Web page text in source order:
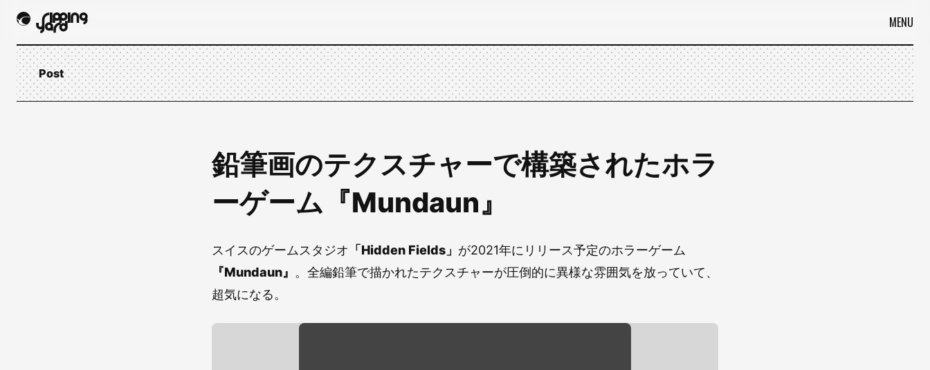
MENU
Post
鉛筆画のテクスチャーで構築されたホラ
ーゲーム『Mundaun』
スイスのゲームスタジオ 「Hidden Fields」 が2021年にリリース予定のホラーゲーム
『Mundaun』 。全編鉛筆で描かれたテクスチャーが圧倒的に異様な雰囲気を放っていて、
超気になる。